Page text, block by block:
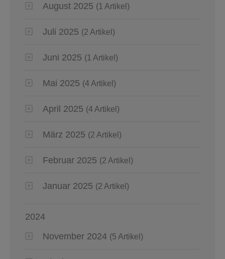
August 2025 (1 Artikel)
Juli 2025 (2 Artikel)
Juni 2025 (1 Artikel)
Mai 2025 (4 Artikel)
April 2025 (4 Artikel)
März 2025 (2 Artikel)
Februar 2025 (2 Artikel)
Januar 2025 (2 Artikel)
2024
November 2024 (5 Artikel)